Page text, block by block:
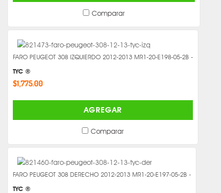
Comparar
FARO PEUGEOT 308 IZQUIERDO 2012-2013 MR1-20-E198-05-2B -
TYC ®
$1,775.00
AGREGAR
Comparar
FARO PEUGEOT 308 DERECHO 2012-2013 MR1-20-E197-05-2B -
TYC ®